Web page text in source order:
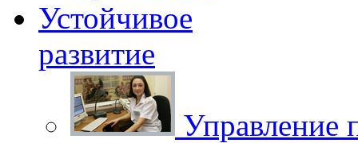
Устойчивое
развитие
Управление